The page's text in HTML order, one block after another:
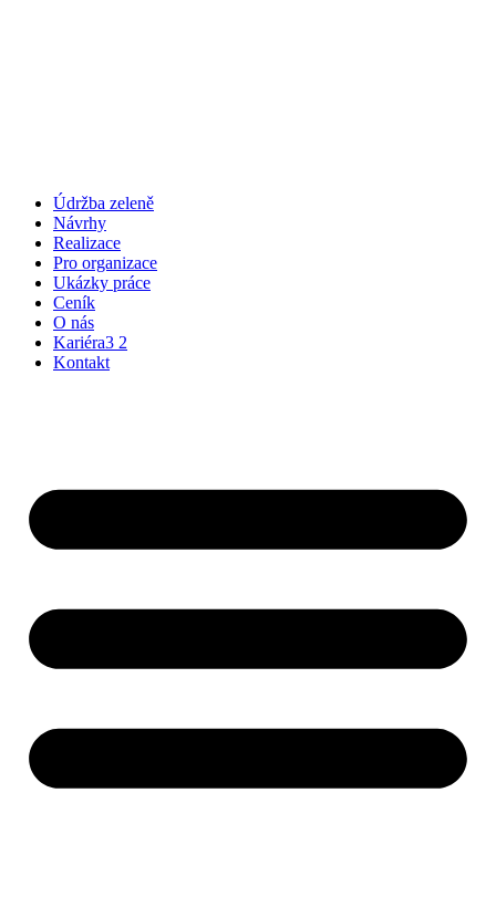
Údržba zeleně
Návrhy
Realizace
Pro organizace
Ukázky práce
Ceník
O nás
Kariéra3 2
Kontakt